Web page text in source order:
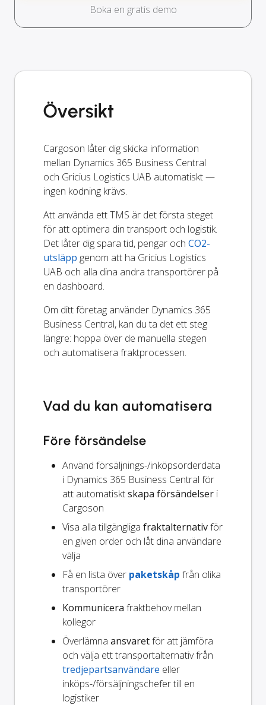
Boka en gratis demo
Översikt
Cargoson låter dig skicka information
mellan Dynamics 365 Business Central
och Gricius Logistics UAB automatiskt —
ingen kodning krävs.
Att använda ett TMS är det första steget
för att optimera din transport och logistik.
Det låter dig spara tid, pengar och CO2-
utsläpp genom att ha Gricius Logistics
UAB och alla dina andra transportörer på
en dashboard.
Om ditt företag använder Dynamics 365
Business Central, kan du ta det ett steg
längre: hoppa över de manuella stegen
och automatisera fraktprocessen.
Vad du kan automatisera
Före försändelse
Använd försäljnings-/inköpsorderdata
i Dynamics 365 Business Central för
att automatisktskapa försändelser i
Cargoson
Visa alla tillgängliga fraktalternativför
en given order och låt dina användare
välja
Få en lista över paketskåp från olika
transportörer
Kommunicera fraktbehov mellan
kollegor
Överlämna ansvaretför att jämföra
och välja ett transportalternativ från
tredjepartsanvändare eller
inköps-/försäljningschefer till en
logistiker